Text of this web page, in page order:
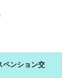
ペンション交